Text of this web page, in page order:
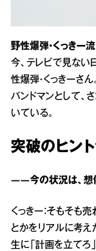
野性爆弾・くっきー
今、テレビで見ない
性爆弾・くっきーさ
バンドマンとして、
いている。
突破のヒント
――今の状況は、想
くっきー：そもそも
とかをリアルに考え
生に「計画を立てろ